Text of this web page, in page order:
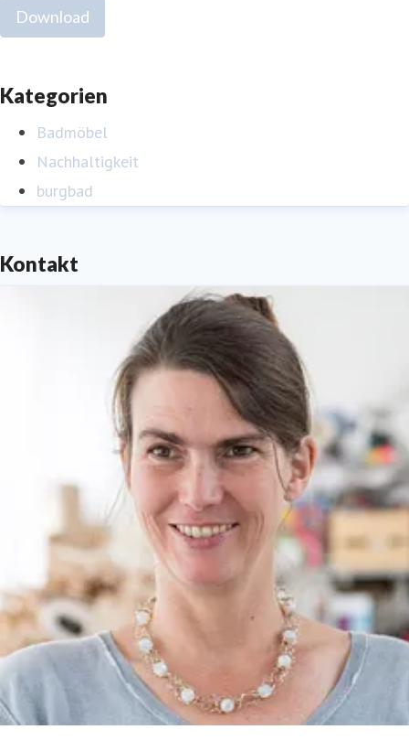
Download
Kategorien
Badmöbel
Nachhaltigkeit
burgbad
Kontakt